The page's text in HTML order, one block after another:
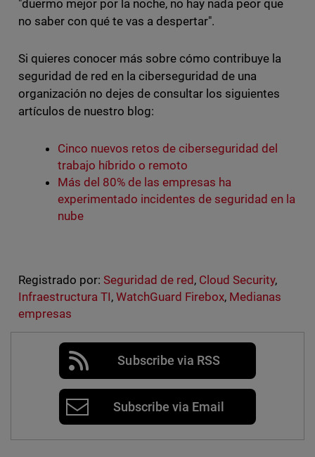
"duermo mejor por la noche, no hay nada peor que
no saber con qué te vas a despertar".
Si quieres conocer más sobre cómo contribuye la
seguridad de red en la ciberseguridad de una
organización no dejes de consultar los siguientes
artículos de nuestro blog:
Cinco nuevos retos de ciberseguridad del
trabajo híbrido o remoto
Más del 80% de las empresas ha
experimentado incidentes de seguridad en la
nube
Registrado por: Seguridad de red , Cloud Security,
Infraestructura TI, WatchGuard Firebox, Medianas
empresas
Subscribe via RSS
Subscribe via Email